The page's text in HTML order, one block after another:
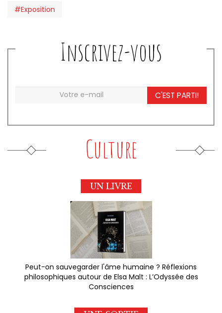
#Exposition
Inscrivez-vous
C'EST PARTI!
Culture
UN LIVRE
Peut-on sauvegarder l'âme humaine ? Réflexions
philosophiques autour de Elsa Malt : L’Odyssée des
Consciences